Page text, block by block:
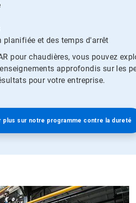
planifiée et des temps d'arrêt
pour chaudières, vous pouvez
approfondis sur les
pour votre entreprise.
plus sur notre programme contre la dureté